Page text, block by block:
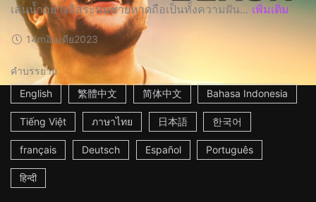
เล่นน้ำอย่างอิสระบนชายหาดถือเป็นทั้งความฝัน... เพิ่มเติม
14mอินเดีย2023
คำบรรยาย
English
繁體中文 简体中文 Bahasa Indonesia
Tiếng Việt ภาษาไทย 日本語 한국어
français Deutsch Español Português
हिन्दी